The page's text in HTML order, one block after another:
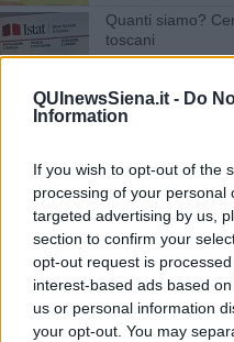
QUInewsSiena.it - Do
Information
If you wish to opt-out of the
processing of your personal
targeted advertising by us,
section to confirm your
opt-out request is
interest-based ads based
us or personal information
your opt-out. You may
Quanti siamo?
toscani
Si spengono i
Seggi aperti per
Termosifoni, le
Comune
Temporali forti,
Gli animalisti